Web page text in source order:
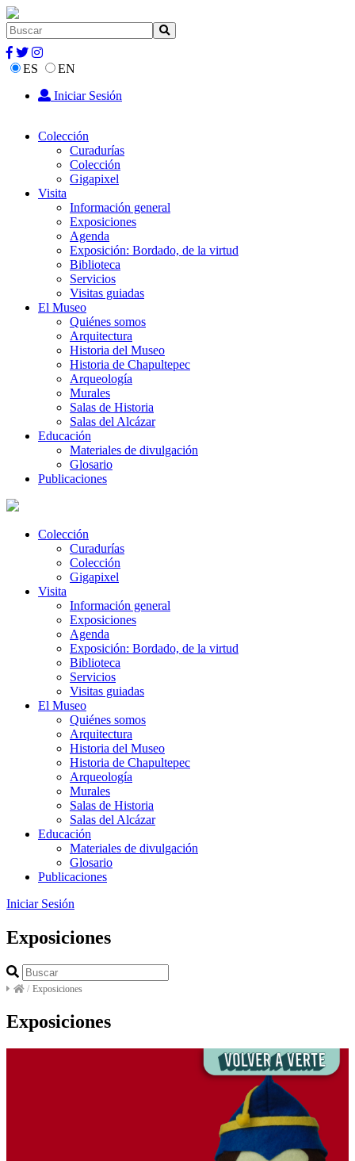
ES
EN
Iniciar Sesión
Colección
Curadurías
Colección
Gigapixel
Visita
Información general
Exposiciones
Agenda
Exposición: Bordado, de la virtud
Biblioteca
Servicios
Visitas guiadas
El Museo
Quiénes somos
Arquitectura
Historia del Museo
Historia de Chapultepec
Arqueología
Murales
Salas de Historia
Salas del Alcázar
Educación
Materiales de divulgación
Glosario
Publicaciones
Colección
Curadurías
Colección
Gigapixel
Visita
Información general
Exposiciones
Agenda
Exposición: Bordado, de la virtud
Biblioteca
Servicios
Visitas guiadas
El Museo
Quiénes somos
Arquitectura
Historia del Museo
Historia de Chapultepec
Arqueología
Murales
Salas de Historia
Salas del Alcázar
Educación
Materiales de divulgación
Glosario
Publicaciones
Iniciar Sesión
Exposiciones
/ Exposiciones
Exposiciones